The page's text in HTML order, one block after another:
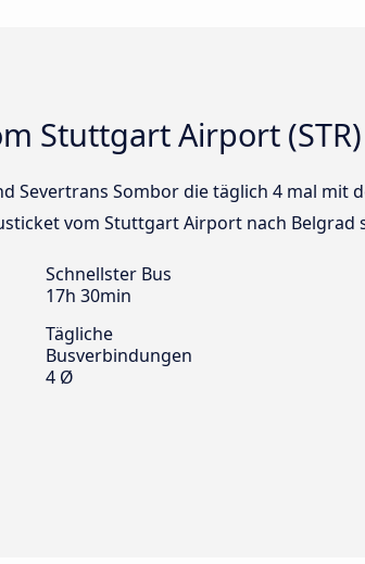
Stuttgart Airport
Severtrans Sombor die täglich 4 mal
vom Stuttgart Airport nach Belgrad
Schnellster Bus
17h 30min
Tägliche
Busverbindungen
4 Ø